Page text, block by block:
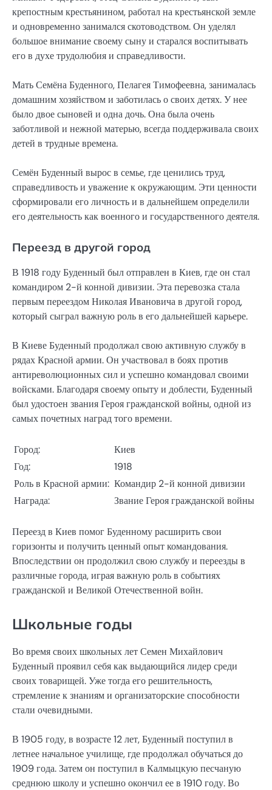
крепостным крестьянином, работал на крестьянской земле
и одновременно занимался скотоводством. Он уделял
большое внимание своему сыну и старался воспитывать
его в духе трудолюбия и справедливости.
Мать Семёна Буденного, Пелагея Тимофеевна, занималась
домашним хозяйством и заботилась о своих детях. У нее
было двое сыновей и одна дочь. Она была очень
заботливой и нежной матерью, всегда поддерживала своих
детей в трудные времена.
Семён Буденный вырос в семье, где ценились труд,
справедливость и уважение к окружающим. Эти ценности
сформировали его личность и в дальнейшем определили
его деятельность как военного и государственного деятеля.
Переезд в другой город
В 1918 году Буденный был отправлен в Киев, где он стал
командиром 2-й конной дивизии. Эта перевозка стала
первым переездом Николая Ивановича в другой город,
который сыграл важную роль в его дальнейшей карьере.
В Киеве Буденный продолжал свою активную службу в
рядах Красной армии. Он участвовал в боях против
антиреволюционных сил и успешно командовал своими
войсками. Благодаря своему опыту и доблести, Буденный
был удостоен звания Героя гражданской войны, одной из
самых почетных наград того времени.
Город:
Киев
Год:
1918
Роль в Красной армии: Командир 2-й конной дивизии
Награда:
Звание Героя гражданской войны
Переезд в Киев помог Буденному расширить свои
горизонты и получить ценный опыт командования.
Впоследствии он продолжил свою службу и переезды в
различные города, играя важную роль в событиях
гражданской и Великой Отечественной войн.
Школьные годы
Во время своих школьных лет Семен Михайлович
Буденный проявил себя как выдающийся лидер среди
своих товарищей. Уже тогда его решительность,
стремление к знаниям и организаторские способности
стали очевидными.
В 1905 году, в возрасте 12 лет, Буденный поступил в
летнее начальное училище, где продолжал обучаться до
1909 года. Затем он поступил в Калмыцкую песчаную
среднюю школу и успешно окончил ее в 1910 году. Во